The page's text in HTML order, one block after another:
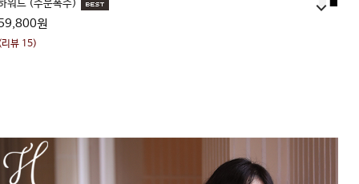
워드 (주문폭주)
원
■
뷰 15)